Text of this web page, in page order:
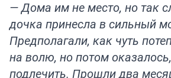
— Дома им не место, но так
дочка принесла в сильный
Предполагали, как чуть
на волю, но потом
подлечить. Прошли два